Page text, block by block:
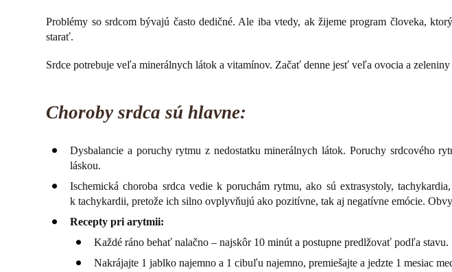
Problémy so srdcom bývajú často dedičné. Ale iba vtedy, ak žijeme program človeka,
starať.
Srdce potrebuje veľa minerálnych látok a vitamínov. Začať denne jesť veľa ovocia a
Choroby srdca sú hlavne:
Dysbalancie a poruchy rytmu z nedostatku minerálnych látok. Poruchy srdcového
láskou.
Ischemická choroba srdca vedie k poruchám rytmu, ako sú extrasystoly,
k tachykardii, pretože ich silno ovplyvňujú ako pozitívne, tak aj negatívne emócie.
Recepty pri arytmii:
Každé ráno behať nalačno – najskôr 10 minút a postupne predlžovať podľa
Nakrájajte 1 jablko najemno a 1 cibuľu najemno, premiešajte a jedzte 1 mesiac